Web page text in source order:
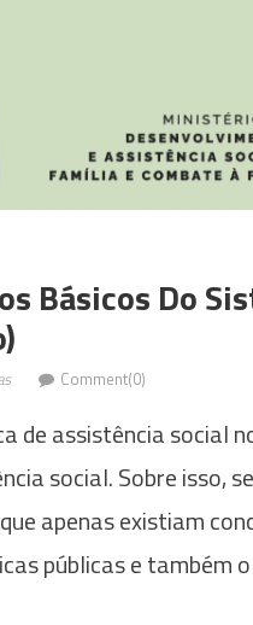
Básicos Do
Comment(0)
de assistência social
social. Sobre isso,
apenas existiam
públicas e também o